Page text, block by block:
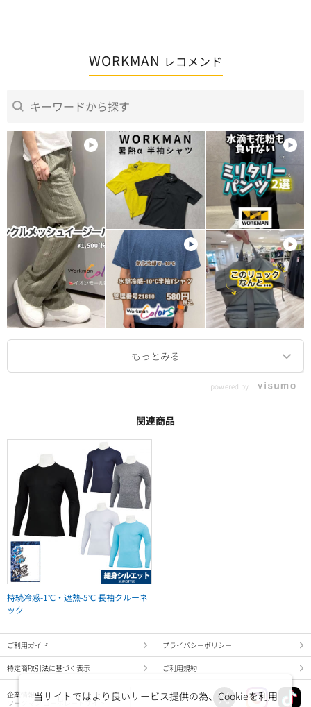
WORKMAN レコメンド
powered by
関連商品
持続冷感-1℃・遮熱-5℃ 長袖クルーネ
ック
ご利用ガイド プライバシーポリシー
特定商取引法に基づく表示 ご利用規約
企業情報
ワークマン コーポレートサイト
当サイトではより良いサービス提供の為、Cookieを利用